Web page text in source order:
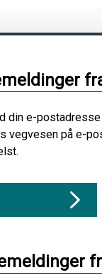
din e-
vegvesen på e-